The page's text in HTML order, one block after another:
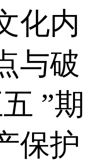
化内
与破
”期
保护